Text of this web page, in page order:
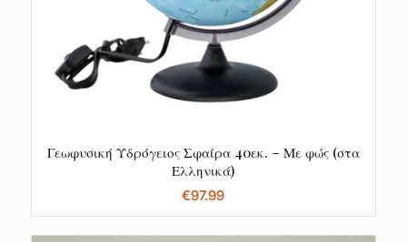
Γεωφυσική Υδρόγειος Σφαίρα 40εκ. – Με φώς (στα
Ελληνικά)
€97.99